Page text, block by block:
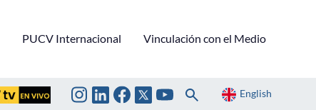
PUCV Internacional Vinculación con el Medio
English